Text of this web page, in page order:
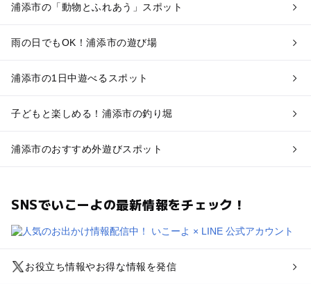
浦添市の「動物とふれあう」スポット
雨の日でもOK！浦添市の遊び場
浦添市の1日中遊べるスポット
子どもと楽しめる！浦添市の釣り堀
浦添市のおすすめ外遊びスポット
SNSでいこーよの最新情報をチェック！
お役立ち情報やお得な情報を発信